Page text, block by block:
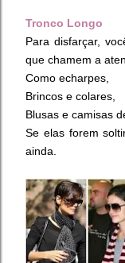
Tronco Longo
Para disfarçar,
que chamem a
Como echarpes,
Brincos e colares,
Blusas e camisas
Se elas forem
ainda.